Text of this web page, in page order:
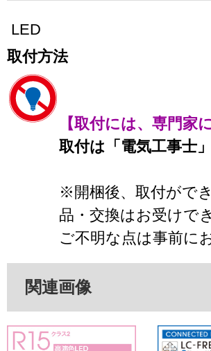
LED
取付方法
【取付には、専門家
取付は「電気工事士
※開梱後、取付がで
品・交換はお受けで
ご不明な点は事前に
関連画像